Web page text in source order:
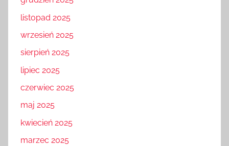
listopad 2025
wrzesień 2025
sierpień 2025
lipiec 2025
czerwiec 2025
maj 2025
kwiecień 2025
marzec 2025